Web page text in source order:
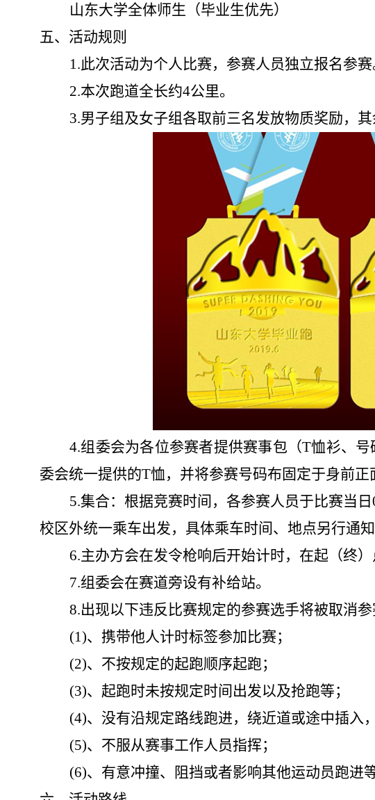
山东大学全体师生（毕业生优先）
五、活动规则
1.此次活动为个人比赛，参赛人员独立报名参
2.本次跑道全长约4公里。
3.男子组及女子组各取前三名发放物质奖励，
4.组委会为各位参赛者提供赛事包（T恤衫、
委会统一提供的T恤，并将参赛号码布固定于身前正
5.集合：根据竞赛时间，各参赛人员于比赛当
校区外统一乘车出发，具体乘车时间、地点另行通知
6.主办方会在发令枪响后开始计时，在起（终
7.组委会在赛道旁设有补给站。
8.出现以下违反比赛规定的参赛选手将被取消
(1)、携带他人计时标签参加比赛；
(2)、不按规定的起跑顺序起跑；
(3)、起跑时未按规定时间出发以及抢跑等；
(4)、没有沿规定路线跑进，绕近道或途中插入
(5)、不服从赛事工作人员指挥；
(6)、有意冲撞、阻挡或者影响其他运动员跑进等